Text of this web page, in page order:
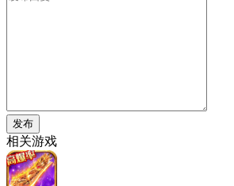
发布
相关游戏